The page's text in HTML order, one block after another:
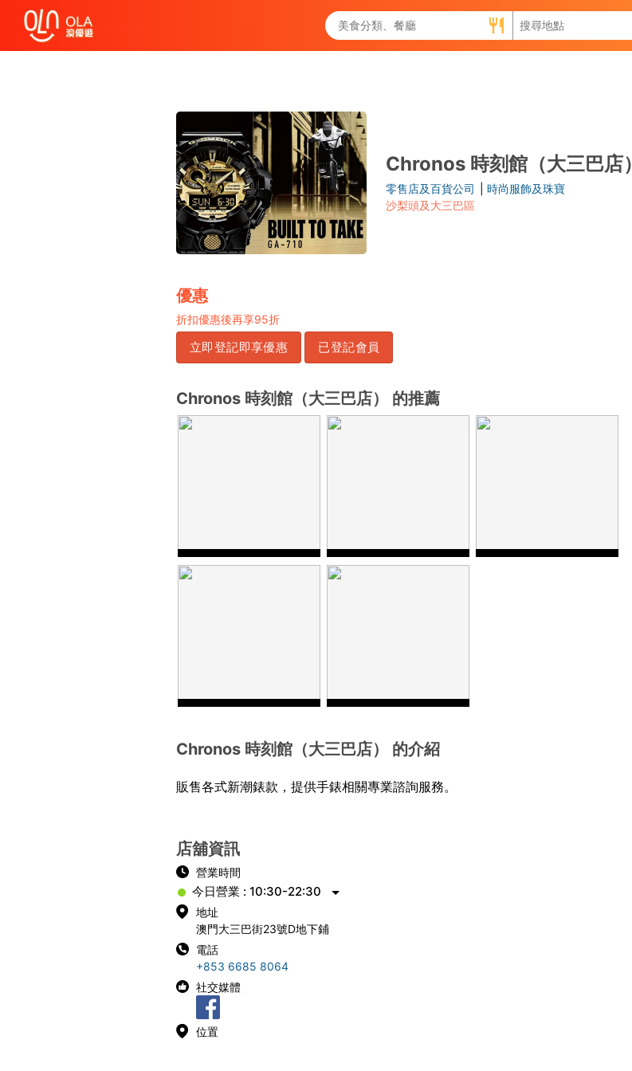
查看`我的優惠記錄`
Chronos 時刻館（大三巴店）
零售店及百貨公司
時尚服飾及珠寶
沙梨頭及大三巴區
優惠
折扣優惠後再享95折
立即登記即享優惠 已登記會員
Chronos 時刻館（大三巴店） 的推薦
Chronos 時刻館（大三巴店） 的介紹
販售各式新潮錶款，提供手錶相關專業諮詢服務。
店舖資訊
營業時間
今日營業 : 10:30-22:30
地址
澳門大三巴街23號D地下鋪
電話
+853 6685 8064
社交媒體
位置